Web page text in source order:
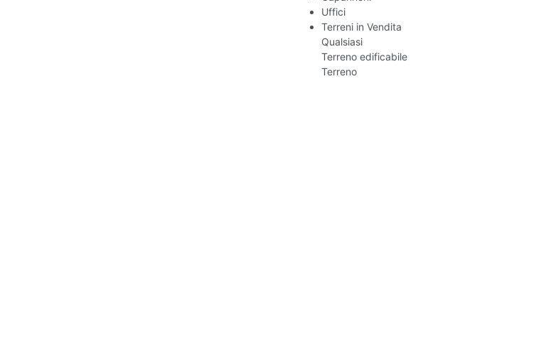
Uffici
Terreni in Vendita
Qualsiasi
Terreno edificabile
Terreno